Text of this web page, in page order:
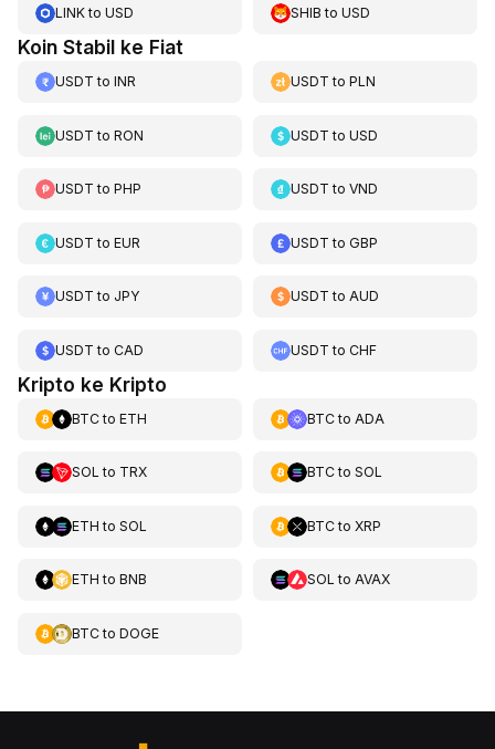
LINKto USD SHIB toUSD
Koin Stabil ke Fiat
USDT to INR USDT toPLN
USDT to RON USDT toUSD
USDT to PHP USDT toVND
USDT to EUR USDT toGBP
USDT to JPY USDT toAUD
USDT to CAD USDT toCHF
Kripto ke Kripto
BTCto ETH BTCto ADA
SOL to TRX BTCto SOL
ETH to SOL BTCto XRP
ETH to BNB SOL to AVAX
BTCto DOGE